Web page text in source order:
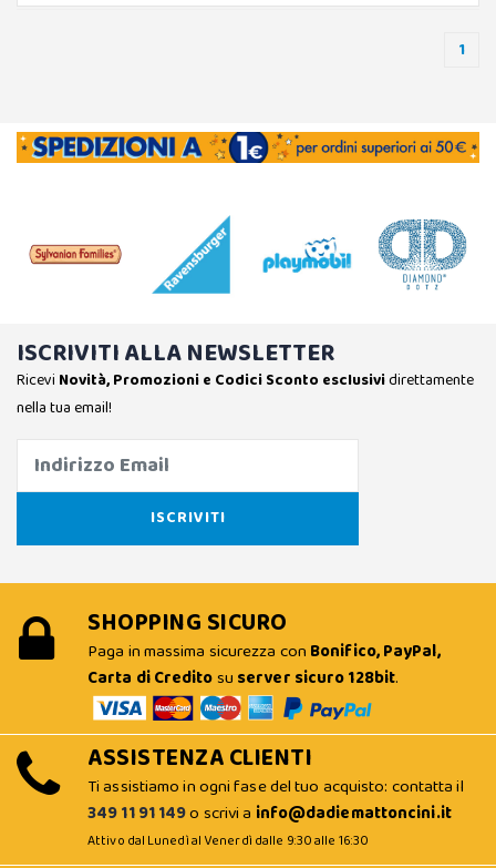
1
ISCRIVITI ALLA NEWSLETTER
Ricevi Novità, Promozioni e Codici Sconto esclusividirettamente
nella tua email!
SHOPPING SICURO
Paga in massima sicurezza con Bonifico, PayPal,
Carta di Creditosu server sicuro 128bit.
ASSISTENZA CLIENTI
Ti assistiamo in ogni fase del tuo acquisto: contatta il
349 11 91 149o scrivi a info@dadiemattoncini.it
Attivo dal Lunedì al Venerdì dalle 9:30 alle 16:30